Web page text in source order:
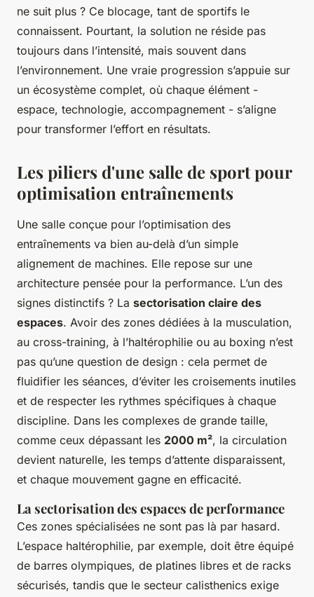
ne suit plus ? Ce blocage, tant de sportifs le
connaissent. Pourtant, la solution ne réside pas
toujours dans l’intensité, mais souvent dans
l’environnement. Une vraie progression s’appuie sur
un écosystème complet, où chaque élément -
espace, technologie, accompagnement - s’aligne
pour transformer l’effort en résultats.
Les piliers d'une salle de sport pour
optimisation entraînements
Une salle conçue pour l’optimisation des
entraînements va bien au-delà d’un simple
alignement de machines. Elle repose sur une
architecture pensée pour la performance. L’un des
signes distinctifs ? La sectorisation claire des
espaces. Avoir des zones dédiées à la musculation,
au cross-training, à l’haltérophilie ou au boxing n’est
pas qu’une question de design : cela permet de
fluidifier les séances, d’éviter les croisements inutiles
et de respecter les rythmes spécifiques à chaque
discipline. Dans les complexes de grande taille,
comme ceux dépassant les 2000 m², la circulation
devient naturelle, les temps d’attente disparaissent,
et chaque mouvement gagne en efficacité.
La sectorisation des espaces de performance
Ces zones spécialisées ne sont pas là par hasard.
L’espace haltérophilie, par exemple, doit être équipé
de barres olympiques, de platines libres et de racks
sécurisés, tandis que le secteur calisthenics exige